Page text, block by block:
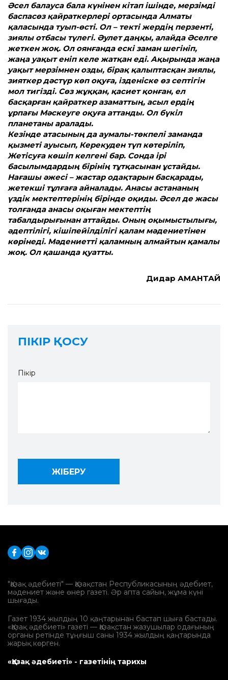
Әсел балауса бала күнінен кітап ішінде, мерзімді
баспасөз қайраткерлері ортасында Алматы
қаласында туып-өсті. Ол – текті жердің перзенті,
зиялы отбасы түлегі. Әулет даңқы, алайда Әселге
жеткен жоқ. Ол оянғанда ескі заман шегініп,
жаңа уақыт еніп келе жатқан еді. Ақырында жаңа
уақыт мерзімнен озды, бірақ қалыптасқан зиялы,
зияткер дәстүр көп оқуға, ізденіске өз септігін
мол тигізді. Сөз жұққан, қасиет қонған, ел
басқарған қайраткер азамат­тың, асыл ердің
ұрпағы Мәскеуге оқуға ат­танды. Ол бүкіл
планетаны аралады.
Кезінде атасының да аумалы-төкпелі заманда
қызметі ауысып, Керекуден түп көтеріліп,
Жетісуға көшіп келгені бар. Сонда ірі
басылымдардың бірінің тұтқасынан ұстайды.
Нағашы әжесі – жастар одақтарын басқарады,
жетекші тұлғаға айналады. Анасы астананың
үздік мектептерінің бірінде оқиды. Әсел де жасы
толғанда анасы оқыған мектептің
табалдырығынан ат­тайды. Оның оқымыстылығы,
әдептілігі, кішіпейілділігі қалам мәдениетінен
көрінеді. Мәдениет­ті қаламның алмайтын қамалы
жоқ. Ол қашанда қуат­ты.
Дидар АМАНТАЙ
ПІКІР ҚОСУ
Пікір
"Қазақ әдебиеті" — Қазақстан Республикасының әдебиет,
мәдениет және өнер газеті. Әр апта сайын, жұма күні
шығады.
Газет 1934 жылдың 10 қаңтарынан бастап шыға бастады.
«Қазақ әдебиеті» газеті — Қазақстан жазушылар одағының
органы ретінде тұңғыш саны 1934 жылдың қаңтарында
жарық көрген.
«Қазақ әдебиеті» - газетінің тарихы